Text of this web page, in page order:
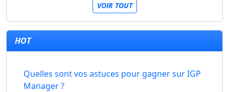
VOIR TOUT
HOT
Quelles sont vos astuces pour gagner sur IGP
Manager ?